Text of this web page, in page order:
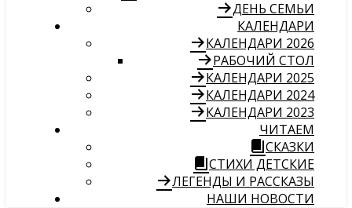
ДЕНЬ СЕМЬИ
КАЛЕНДАРИ
КАЛЕНДАРИ 2026
РАБОЧИЙ СТОЛ
КАЛЕНДАРИ 2025
КАЛЕНДАРИ 2024
КАЛЕНДАРИ 2023
ЧИТАЕМ
СКАЗКИ
СТИХИ ДЕТСКИЕ
ЛЕГЕНДЫ И РАССКАЗЫ
НАШИ НОВОСТИ